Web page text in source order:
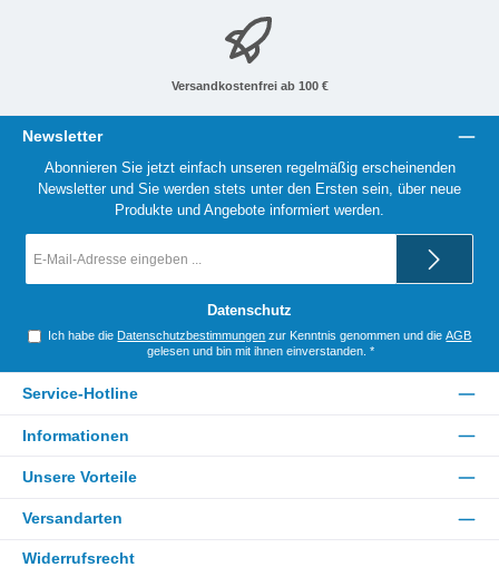
Versandkostenfrei ab 100 €
Newsletter
Abonnieren Sie jetzt einfach unseren regelmäßig erscheinenden
Newsletter und Sie werden stets unter den Ersten sein, über neue
Produkte und Angebote informiert werden.
Mail-
Datenschutz
Ich habe die Datenschutzbestimmungen zur Kenntnis genommen und dieAGB
gelesen und bin mit ihnen einverstanden. *
Service-Hotline
Informationen
Unsere Vorteile
Versandarten
Widerrufsrecht